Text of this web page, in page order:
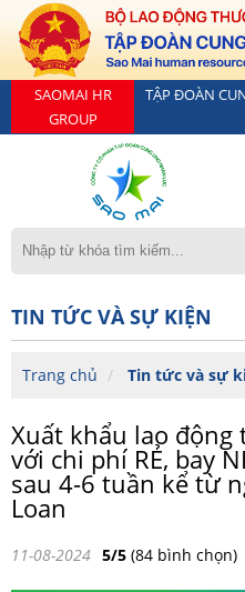
SAOMAI HR
GROUP
TẬP ĐOÀN
TIN TỨC VÀ SỰ KIỆN
Trang chủ Tin tức và sự
Xuất khẩu lao
với chi phí RẺ, bay
sau 4-6 tuần kể từ
Loan
11-08-2024 5/5 (84 bình chọn)